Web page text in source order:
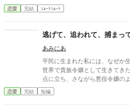
いした)。 そのためカーラは自
ようと決意する。 が、せっかく
恋愛 完結 ｼｮｰﾄｼｮｰﾄ
逃げて、追われて、捕まっ
あみにあ
平民に生まれた私には、なぜか
世界で貴族令嬢として生きてき
点に立ち、さながら悪役令嬢のような存
し、気に食わない女を断罪し、
わ。 だから今度は平民としての
恋愛 完結 短編